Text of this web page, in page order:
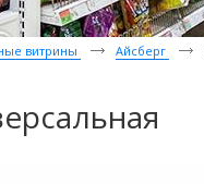
витрины Айсберг